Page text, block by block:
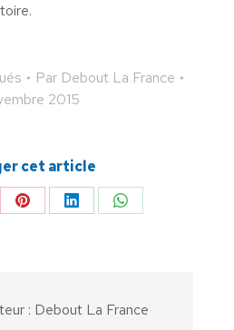
Par Debout La France
2015
cet article
PartagerPartagerPartager
: Debout La France